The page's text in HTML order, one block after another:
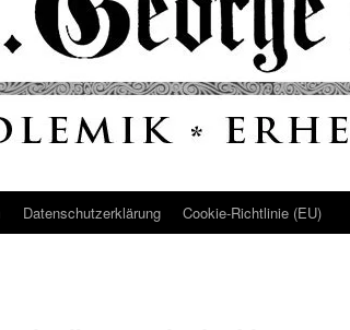
Datenschutz­erklärung Cookie-Richtlinie (EU)